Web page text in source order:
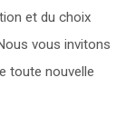
et du choix
vous invitons
toute nouvelle